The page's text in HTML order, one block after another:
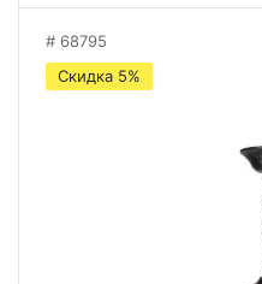
68795
Скидка 5%